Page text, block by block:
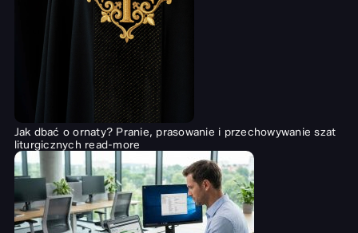
Jak dbać o ornaty? Pranie, prasowanie i przechowywanie szat
liturgicznych read-more